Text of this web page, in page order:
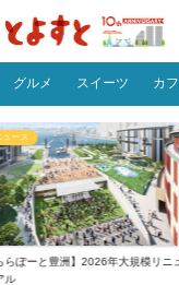
グルメ スイーツ カ
ュース
らぽーと豊洲】2026年大規模リニ
ル